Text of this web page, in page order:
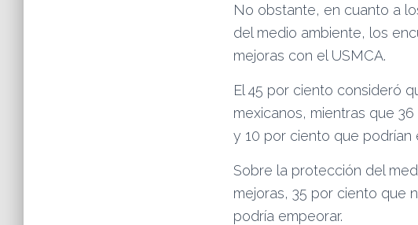
No obstante, en cuanto a
del medio ambiente, los
mejoras con el USMCA.
El 45 por ciento consideró
mexicanos, mientras que
y 10 por ciento que podrían
Sobre la protección del
mejoras, 35 por ciento que
podría empeorar.